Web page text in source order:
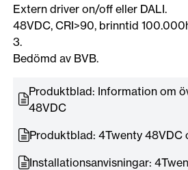
Extern driver on/off eller DALI.
48VDC, CRI>90, brinntid
3.
Bedömd av BVB.
Produktblad: Information om
48VDC
Produktblad: 4Twenty 48VDC
Installationsanvisningar: